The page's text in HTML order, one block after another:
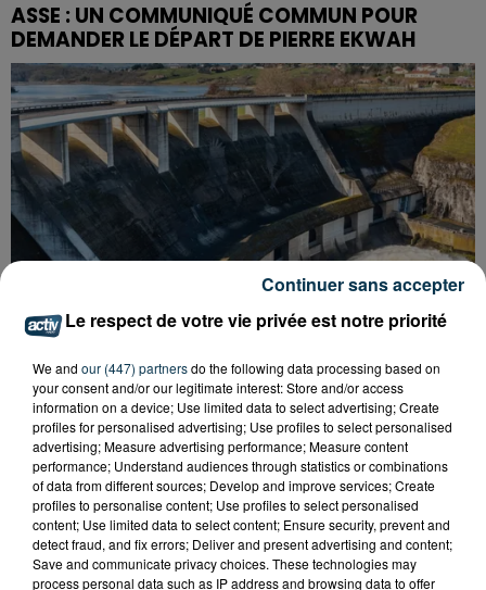
ASSE : UN COMMUNIQUÉ COMMUN POUR
DEMANDER LE DÉPART DE PIERRE EKWAH
CYANOBACTÉRIES : LE PRÉFÊT PREND UN
ARRÊTÉ POUR LES ACTIVITÉS DE...
Le respect de votre vie privée est notre priorité
We and our (447) partnersdo the following data processing based on
your consent and/or our legitimate interest: Store and/or access
information on a device; Use limited data to select advertising; Create
profiles for personalised advertising; Use profiles to select personalised
advertising; Measure advertising performance; Measure content
performance; Understand audiences through statistics or combinations
of data from different sources; Develop and improve services; Create
profiles to personalise content; Use profiles to select personalised
content; Use limited data to select content; Ensure security, prevent and
detect fraud, and fix errors; Deliver and present advertising and content;
Save and communicate privacy choices. These technologies may
process personal data such as IP address and browsing data to offer
Continuer sans accepter